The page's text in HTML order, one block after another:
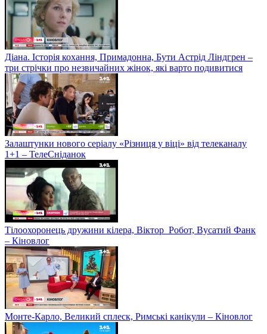
Діана. Історія кохання, Примадонна, Бути Астрід Ліндгрен –
три стрічки про незвичайних жінок, які варто подивитися
Залаштунки нового серіалу «Різниця у віці» від телеканалу
1+1 – ТелеСніданок
Тілоохоронець дружини кілера, Віктор_Робот, Вусатий Фанк
– Кіновлог
Монте-Карло, Великий сплеск, Римські канікули – Кіновлог